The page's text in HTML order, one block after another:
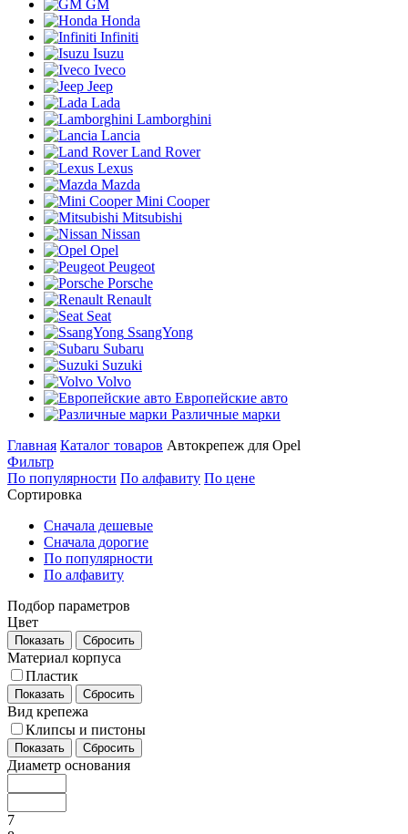
GM
Honda
Infiniti
Isuzu
Iveco
Jeep
Lada
Lamborghini
Lancia
Land Rover
Lexus
Mazda
Mini Cooper
Mitsubishi
Nissan
Opel
Peugeot
Porsche
Renault
Seat
SsangYong
Subaru
Suzuki
Volvo
Европейские авто
Различные марки
Главная Каталог товаров Автокрепеж для Opel
Фильтр
По популярности По алфавиту По цене
Сортировка
Сначала дешевые
Сначала дорогие
По популярности
По алфавиту
Подбор параметров
Цвет
Показать Сбросить
Материал корпуса
Пластик
Показать Сбросить
Вид крепежа
Клипсы и пистоны
Показать Сбросить
Диаметр основания
7